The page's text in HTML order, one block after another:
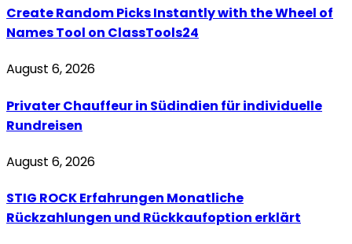
Create Random Picks Instantly with the Wheel of
Names Tool on ClassTools24
August 6, 2026
Privater Chauffeur in Südindien für individuelle
Rundreisen
August 6, 2026
STIG ROCK Erfahrungen Monatliche
Rückzahlungen und Rückkaufoption erklärt